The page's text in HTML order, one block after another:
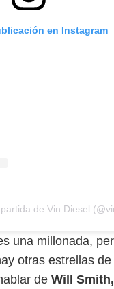
en Instagram
de Vin Diesel
una millonada,
otras estrellas
de Will